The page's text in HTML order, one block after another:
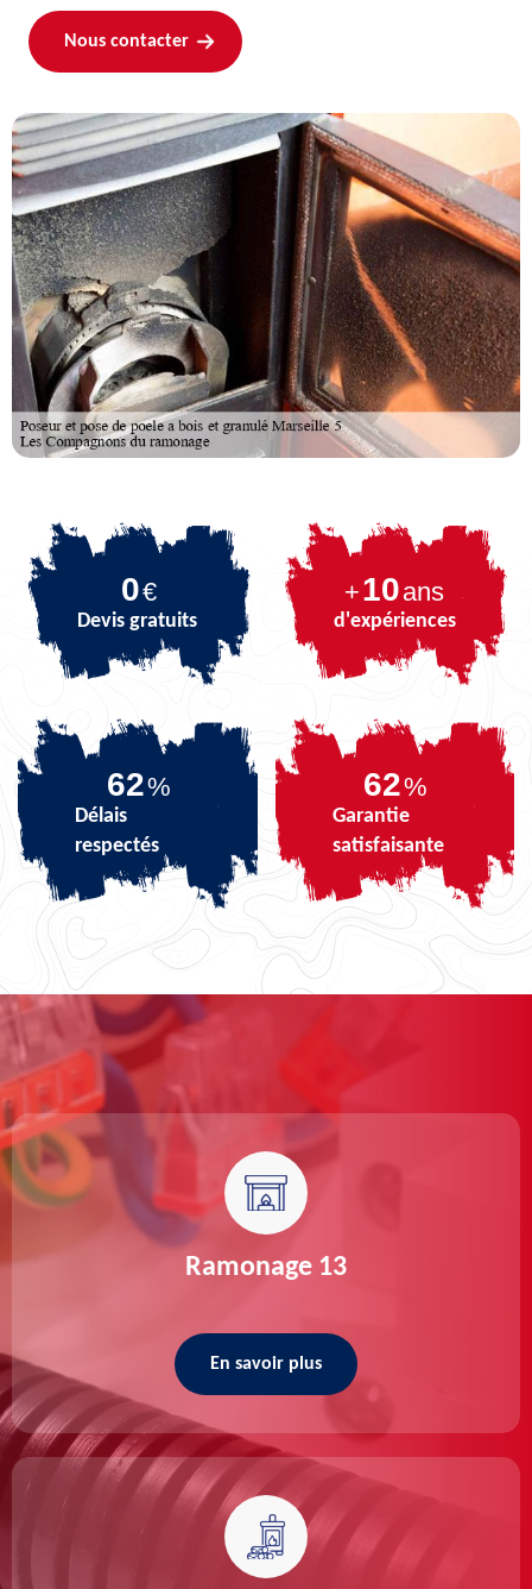
Nous contacter
0€
Devis gratuits
+10ans
d'expériences
73%
Délais
respectés
73%
Garantie
satisfaisante
Ramonage 13
En savoir plus